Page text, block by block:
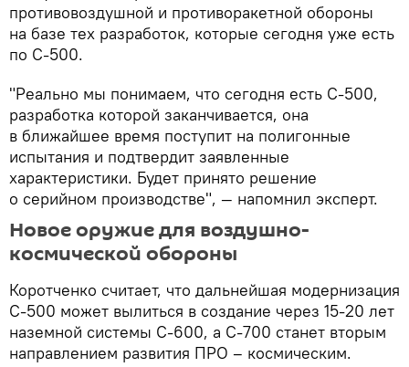
противовоздушной и противоракетной обороны
на базе тех разработок, которые сегодня уже есть
по С-500.
"Реально мы понимаем, что сегодня есть С-500,
разработка которой заканчивается, она
в ближайшее время поступит на полигонные
испытания и подтвердит заявленные
характеристики. Будет принято решение
о серийном производстве", — напомнил эксперт.
Новое оружие для воздушно-
космической обороны
Коротченко считает, что дальнейшая модернизация
С-500 может вылиться в создание через 15-20 лет
наземной системы С-600, а С-700 станет вторым
направлением развития ПРО – космическим.